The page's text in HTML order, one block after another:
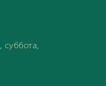
суббота,